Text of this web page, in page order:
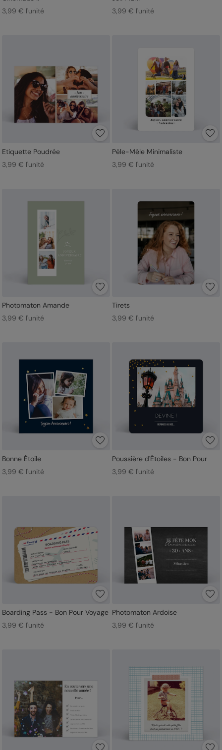
3,99 € l'unité
3,99 € l'unité
Etiquette Poudrée
3,99 € l'unité
Pêle-Mêle Minimaliste
3,99 € l'unité
Photomaton Amande
3,99 € l'unité
Tirets
3,99 € l'unité
Bonne Étoile
3,99 € l'unité
Poussière d'Étoiles - Bon Pour
3,99 € l'unité
Boarding Pass - Bon Pour Voyage
3,99 € l'unité
Photomaton Ardoise
3,99 € l'unité